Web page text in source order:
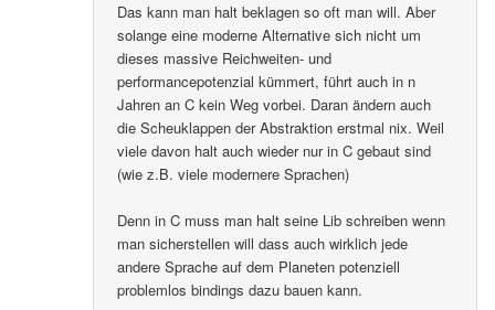
Das kann man halt beklagen so oft man will. Aber
solange eine moderne Alternative sich nicht um
dieses massive Reichweiten- und
performancepotenzial kümmert, führt auch in n
Jahren an C kein Weg vorbei. Daran ändern auch
die Scheuklappen der Abstraktion erstmal nix. Weil
viele davon halt auch wieder nur in C gebaut sind
(wie z.B. viele modernere Sprachen)
Denn in C muss man halt seine Lib schreiben wenn
man sicherstellen will dass auch wirklich jede
andere Sprache auf dem Planeten potenziell
problemlos bindings dazu bauen kann.